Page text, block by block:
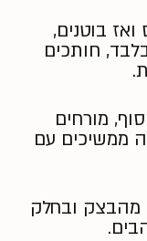
בוטנים,
גילגולים בלבד, חותכים
מורחים
ממשיכים עם
מהבצק ובחלק